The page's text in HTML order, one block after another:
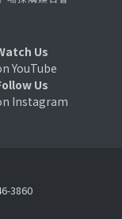
Us
YouTube
Us
Instagram
3860